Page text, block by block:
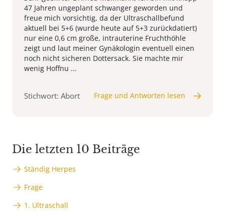
47 Jahren ungeplant schwanger geworden und
freue mich vorsichtig, da der Ultraschallbefund
aktuell bei 5+6 (wurde heute auf 5+3 zurückdatiert)
nur eine 0,6 cm große, intrauterine Fruchthöhle
zeigt und laut meiner Gynäkologin eventuell einen
noch nicht sicheren Dottersack. Sie machte mir
wenig Hoffnu ...
Stichwort: Abort Frage und Antworten lesen
Die letzten 10 Beiträge
Ständig Herpes
Frage
1. Ultraschall